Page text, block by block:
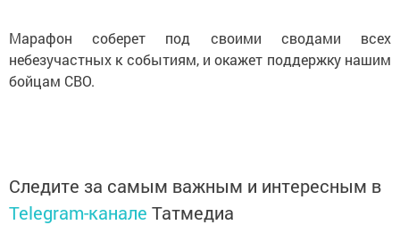
Марафон соберет под своими сводами всех
небезучастных к событиям, и окажет поддержку нашим
бойцам СВО.
Следите за самым важным и интересным в
Telegram-канале Татмедиа